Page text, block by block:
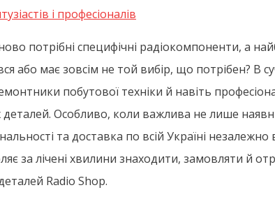
і професіоналів
потрібні специфічні радіокомпоненти, а
або має зовсім не той вибір, що потрібен? В
побутової техніки й навіть
Особливо, коли важлива не лише
та доставка по всій Україні
за лічені хвилини знаходити, замовляти й
Radio Shop.